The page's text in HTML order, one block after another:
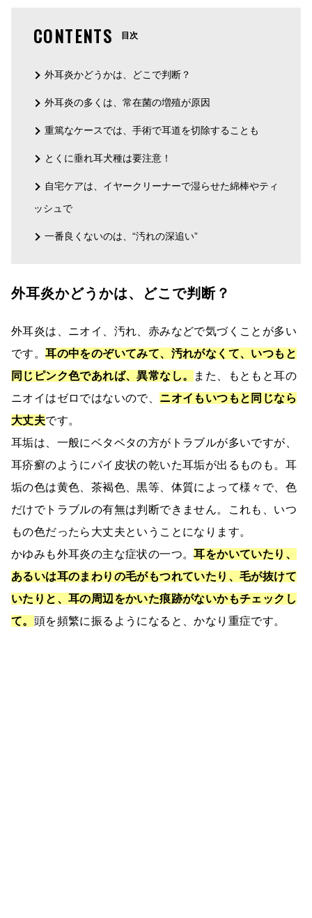
CONTENTS 目次
外耳炎かどうかは、どこで判断？
外耳炎の多くは、常在菌の増殖が原因
重篤なケースでは、手術で耳道を切除することも
とくに垂れ耳犬種は要注意！
自宅ケアは、イヤークリーナーで湿らせた綿棒やティ
ッシュで
一番良くないのは、“汚れの深追い”
外耳炎かどうかは、どこで判断？
外耳炎は、ニオイ、汚れ、赤みなどで気づくことが多い
です。耳の中をのぞいてみて、汚れがなくて、いつもと
同じピンク色であれば、異常なし。
また、もともと耳の
ニオイはゼロではないので、 ニオイもいつもと同じなら
大丈夫です。
耳垢は、一般にベタベタの方がトラブルが多いですが、
耳疥癬のようにパイ皮状の乾いた耳垢が出るものも。耳
垢の色は黄色、茶褐色、黒等、体質によって様々で、色
だけでトラブルの有無は判断できません。これも、いつ
もの色だったら大丈夫ということになります。
かゆみも外耳炎の主な症状の一つ。耳をかいていたり、
あるいは耳のまわりの毛がもつれていたり、毛が抜けて
いたりと、耳の周辺をかいた痕跡がないかもチェックし
て。 頭を頻繁に振るようになると、かなり重症です。